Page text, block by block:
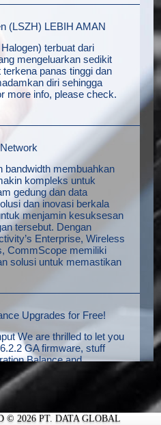
(LSZH) LEBIH AMAN
terbuat dari
mengeluarkan sedikit
panas tinggi dan
diri sehingga
more info, please check.
bandwidth membuahkan
kompleks untuk
gedung dan data
dan inovasi berkala
menjamin kesuksesan
tersebut. Dengan
Enterprise, Wireless
CommScope memiliki
solusi untuk memastikan
Upgrades for Free!
We are thrilled to let you
GA firmware, stuff
Balance and
more throughput, story
Go Public Next Week
ratings
© 2026 PT. DATA GLOBAL